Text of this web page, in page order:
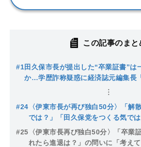
この記事のまと
#1田久保市長が提出した“卒業証書”は
か…学歴詐称疑惑に経済誌元編集長
が私には全くわからなかった」
#24 〈伊東市長が再び独白50分〉「解
では？」「田久保党をつくる気で
議会解散の真意を直撃「私が一歩
たことにしたい力が…」
#25 〈伊東市長再び独白50分〉「卒業
れたら進退は？」の問いに「考え